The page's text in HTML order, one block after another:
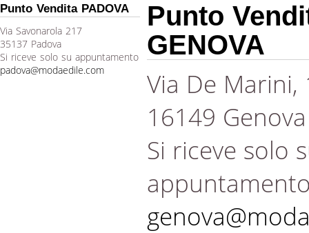
Punto Vendita PADOVA
Via Savonarola 217
35137 Padova
Si riceve solo su appuntamento
padova@modaedile.com
Punto
GENOVA
Via De Marini,
16149 Genova
Si riceve solo